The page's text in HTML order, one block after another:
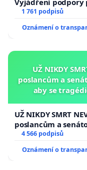
1 761 podpisů
Oznámení o
UŽ NIKDY
poslancům a
aby se
UŽ NIKDY SMRT
poslancům a
aby se tragédie
4 566 podpisů
Oznámení o